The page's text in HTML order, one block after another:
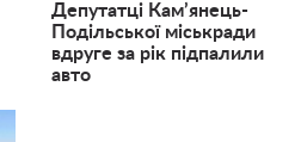
Депутатці Кам’янець-
Подільської міськради
вдруге за рік підпалили
авто